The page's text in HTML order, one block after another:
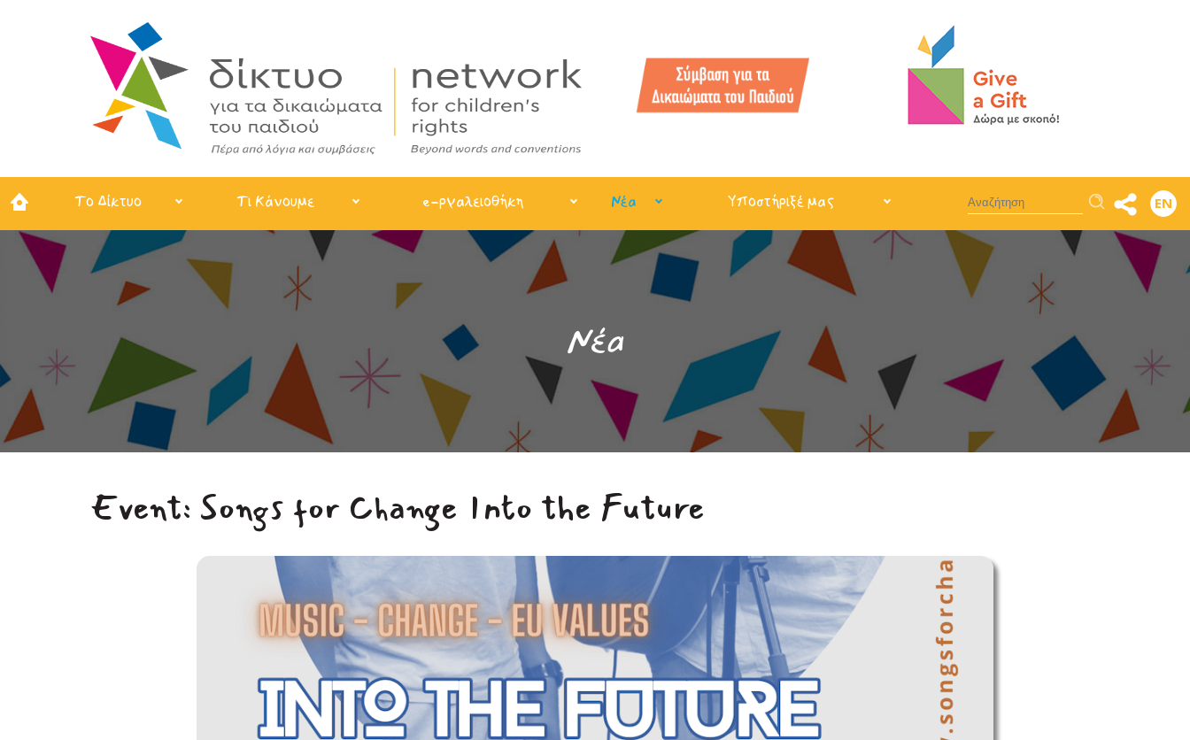
Το Δίκτυο Τι Κάνουμε e-ργαλειοθήκη Νέα Υποστήριξέ μας Αναζήτηση EN
Νέα
Event: Songs for Change Into the Future